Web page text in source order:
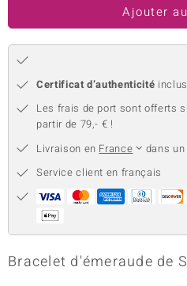
Ajouter
Certificat d’authenticité inclus
Les frais de port sont offerts
partir de 79,- € !
Livraison en France
dans
Service client en français
Bracelet d'émeraude de